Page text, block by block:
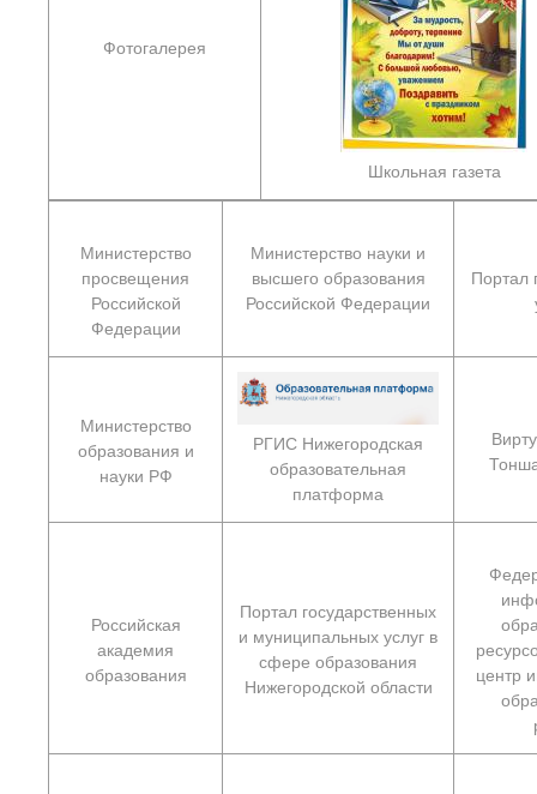
Фотогалерея
Школьная газета
Министерство
просвещения
Российской
Федерации
Министерство науки и
высшего образования
Российской Федерации
Портал
Министерство
образования и
науки РФ
РГИС Нижегородская
образовательная
платформа
Российская
академия
образования
Портал государственных
и муниципальных услуг в
сфере образования
Нижегородской области
центр